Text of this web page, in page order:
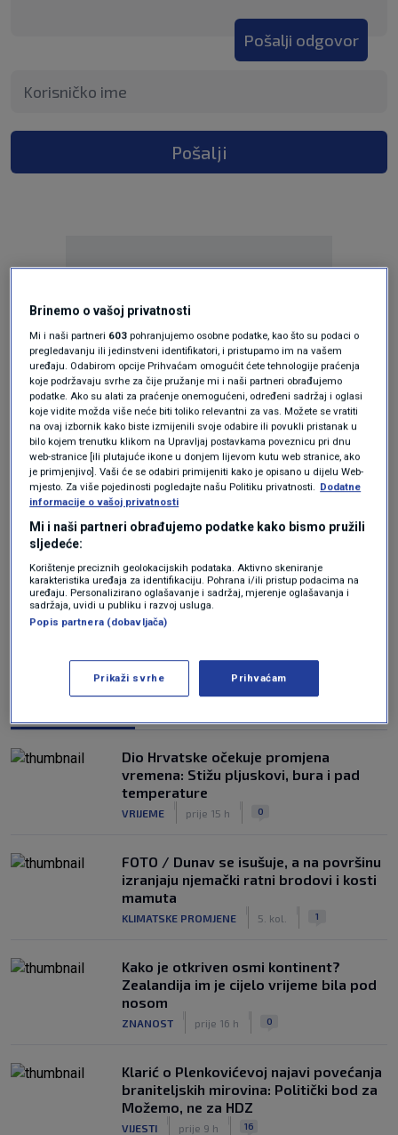
Pošalji odgovor
Pošalji
Oglas
Oglas
Dio Hrvatske očekuje promjena
vremena: Stižu pljuskovi, bura i pad
temperature
VRIJEME prije 15 h 0
FOTO / Dunav se isušuje, a na površinu
izranjaju njemački ratni brodovi i kosti
mamuta
KLIMATSKE PROMJENE 5. kol. 1
Kako je otkriven osmi kontinent?
Zealandija im je cijelo vrijeme bila pod
nosom
ZNANOST prije 16 h 0
Klarić o Plenkovićevoj najavi povećanja
braniteljskih mirovina: Politički bod za
Možemo, ne za HDZ
VIJESTI prije 9 h 16
Brinemo o vašoj privatnosti
Mi i naši partneri 603 pohranjujemo osobne podatke, kao što su podaci o
pregledavanju ili jedinstveni identifikatori, i pristupamo im na vašem
uređaju. Odabirom opcije Prihvaćam omogućit ćete tehnologije praćenja
koje podržavaju svrhe za čije pružanje mi i naši partneri obrađujemo
podatke. Ako su alati za praćenje onemogućeni, određeni sadržaj i oglasi
koje vidite možda više neće biti toliko relevantni za vas. Možete se vratiti
na ovaj izbornik kako biste izmijenili svoje odabire ili povukli pristanak u
bilo kojem trenutku klikom na Upravljaj postavkama poveznicu pri dnu
web-stranice [ili plutajuće ikone u donjem lijevom kutu web stranice, ako
je primjenjivo]. Vaši će se odabiri primijeniti kako je opisano u dijelu Web-
mjesto. Za više pojedinosti pogledajte našu Politiku privatnosti. Dodatne
informacije o vašoj privatnosti
Mi i naši partneri obrađujemo podatke kako bismo pružili
sljedeće:
Korištenje preciznih geolokacijskih podataka. Aktivno skeniranje
karakteristika uređaja za identifikaciju. Pohrana i/ili pristup podacima na
uređaju. Personalizirano oglašavanje i sadržaj, mjerenje oglašavanja i
sadržaja, uvidi u publiku i razvoj usluga.
Popis partnera (dobavljača)
Prikaži svrhe Prihvaćam